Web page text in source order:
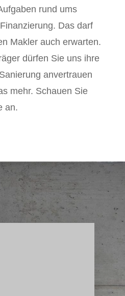
rund ums
Das darf
Makler auch erwarten.
dürfen Sie uns ihre
anvertrauen
mehr. Schauen Sie
an.